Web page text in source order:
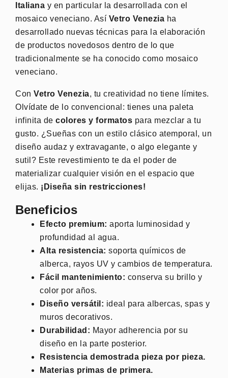
Italiana y en particular la desarrollada con el
mosaico veneciano. Así Vetro Venezia ha
desarrollado nuevas técnicas para la elaboración
de productos novedosos dentro de lo que
tradicionalmente se ha conocido como mosaico
veneciano.
Con Vetro Venezia, tu creatividad no tiene límites.
Olvídate de lo convencional: tienes una paleta
infinita de colores y formatos para mezclar a tu
gusto. ¿Sueñas con un estilo clásico atemporal, un
diseño audaz y extravagante, o algo elegante y
sutil? Este revestimiento te da el poder de
materializar cualquier visión en el espacio que
elijas. ¡Diseña sin restricciones!
Beneficios
Efecto premium: aporta luminosidad y
profundidad al agua.
Alta resistencia: soporta químicos de
alberca, rayos UV y cambios de temperatura.
Fácil mantenimiento: conserva su brillo y
color por años.
Diseño versátil: ideal para albercas, spas y
muros decorativos.
Durabilidad: Mayor adherencia por su
diseño en la parte posterior.
Resistencia demostrada pieza por pieza.
Materias primas de primera.